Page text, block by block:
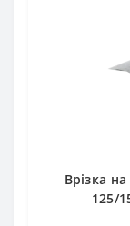
Врізка
125/